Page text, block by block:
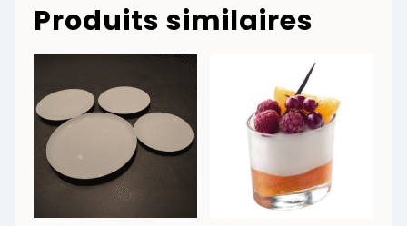
Produits similaires